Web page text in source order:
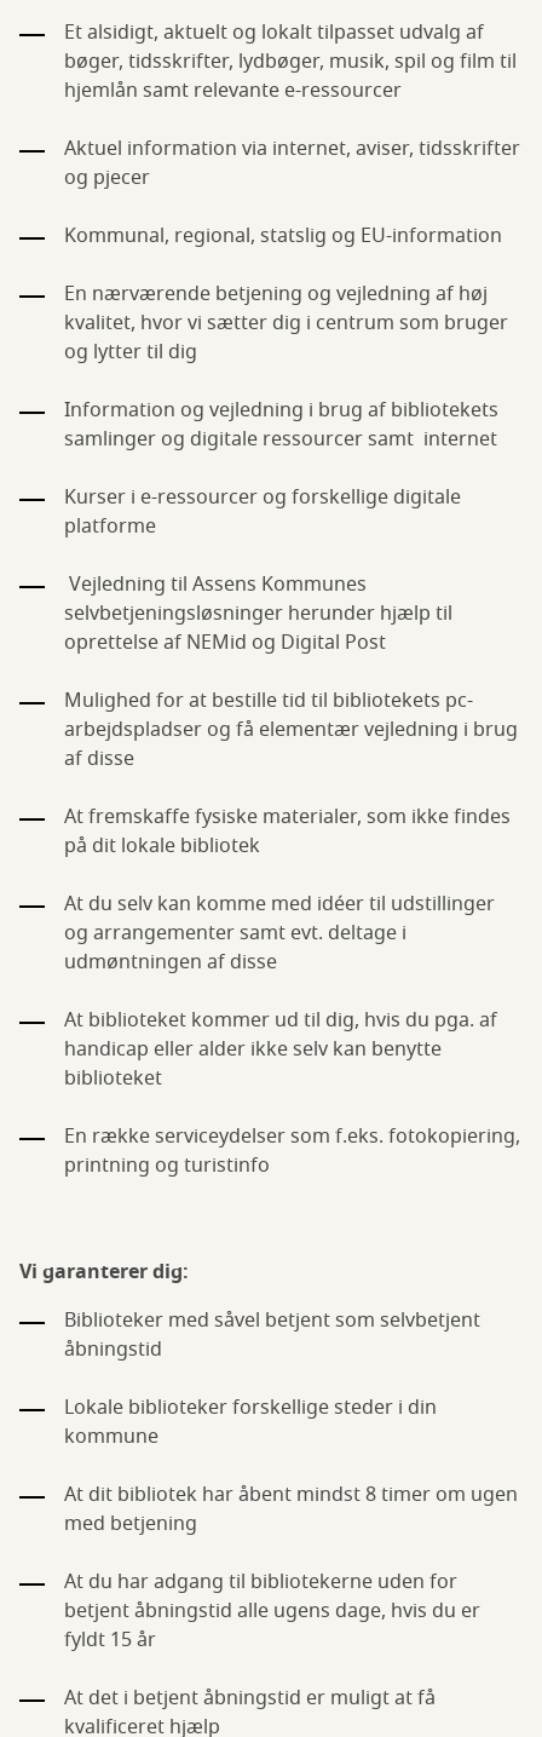
Et alsidigt, aktuelt og lokalt tilpasset udvalg af
bøger, tidsskrifter, lydbøger, musik, spil og film til
hjemlån samt relevante e-ressourcer
Aktuel information via internet, aviser, tidsskrifter
og pjecer
Kommunal, regional, statslig og EU-information
En nærværende betjening og vejledning af høj
kvalitet, hvor vi sætter dig i centrum som bruger
og lytter til dig
Information og vejledning i brug af bibliotekets
samlinger og digitale ressourcer samt internet
Kurser i e-ressourcer og forskellige digitale
platforme
Vejledning til Assens Kommunes
selvbetjeningsløsninger herunder hjælp til
oprettelse af NEMid og Digital Post
Mulighed for at bestille tid til bibliotekets pc-
arbejdspladser og få elementær vejledning i brug
af disse
At fremskaffe fysiske materialer, som ikke findes
på dit lokale bibliotek
At du selv kan komme med idéer til udstillinger
og arrangementer samt evt. deltage i
udmøntningen af disse
At biblioteket kommer ud til dig, hvis du pga. af
handicap eller alder ikke selv kan benytte
biblioteket
En række serviceydelser som f.eks. fotokopiering,
printning og turistinfo
Vi garanterer dig:
Biblioteker med såvel betjent som selvbetjent
åbningstid
Lokale biblioteker forskellige steder i din
kommune
At dit bibliotek har åbent mindst 8 timer om ugen
med betjening
At du har adgang til bibliotekerne uden for
betjent åbningstid alle ugens dage, hvis du er
fyldt 15 år
At det i betjent åbningstid er muligt at få
kvalificeret hjælp